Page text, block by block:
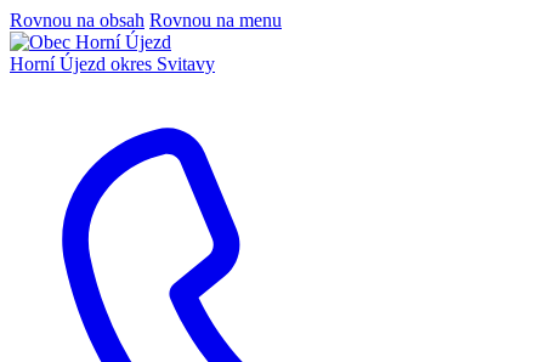
Rovnou na obsah Rovnou na menu
Horní Újezd okres Svitavy